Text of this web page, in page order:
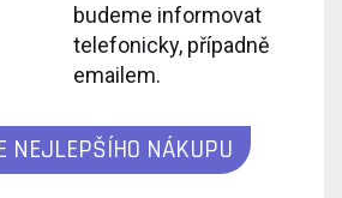
budeme informovat
telefonicky, případně
emailem.
NEJLEPŠÍHO NÁKUPU